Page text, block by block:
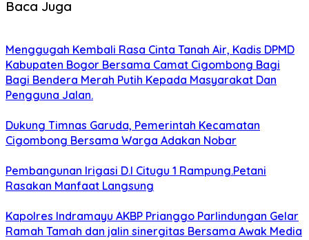
Baca Juga
Menggugah Kembali Rasa Cinta Tanah Air, Kadis DPMD
Kabupaten Bogor Bersama Camat Cigombong Bagi
Bagi Bendera Merah Putih Kepada Masyarakat Dan
Pengguna Jalan.
Dukung Timnas Garuda, Pemerintah Kecamatan
Cigombong Bersama Warga Adakan Nobar
Pembangunan Irigasi D.I Citugu 1 Rampung.Petani
Rasakan Manfaat Langsung
Kapolres Indramayu AKBP Prianggo Parlindungan Gelar
Ramah Tamah dan jalin sinergitas Bersama Awak Media